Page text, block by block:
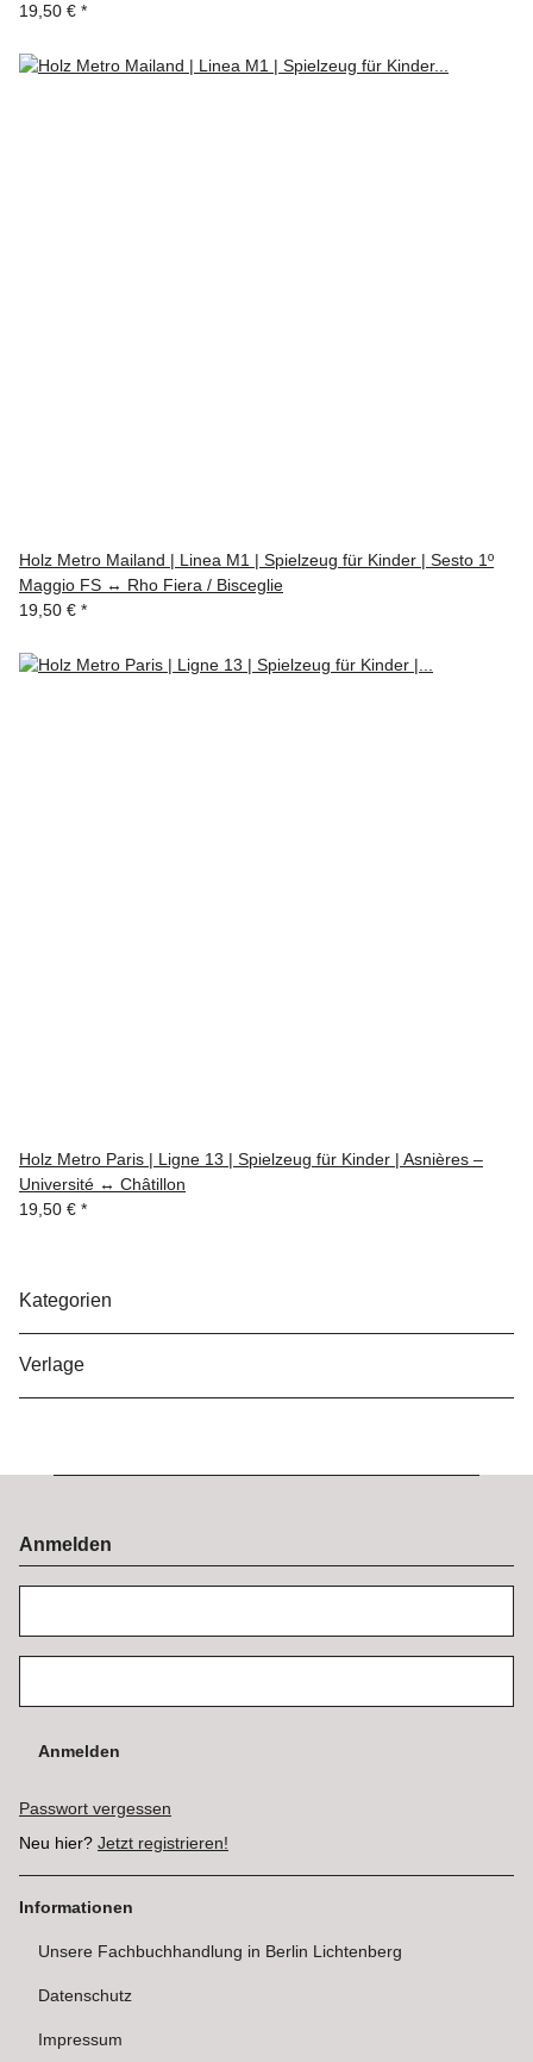
19,50 € *
Holz Metro Mailand | Linea M1 | Spielzeug für Kinder | Sesto 1º
Maggio FS ↔ Rho Fiera / Bisceglie
19,50 € *
Holz Metro Paris | Ligne 13 | Spielzeug für Kinder | Asnières –
Université ↔ Châtillon
19,50 € *
Kategorien
Verlage
Anmelden
Anmelden
Passwort vergessen
Neu hier? Jetzt registrieren!
Informationen
Unsere Fachbuchhandlung in Berlin Lichtenberg
Datenschutz
Impressum